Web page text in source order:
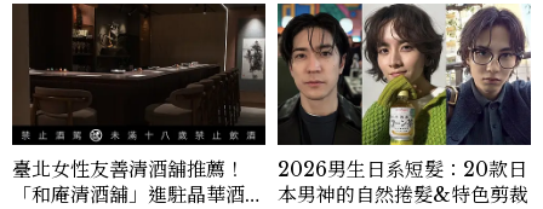
臺北女性友善清酒舖推薦！
「和庵清酒舖」進駐晶華酒
2026男生日系短髮：20款日
本男神的自然捲髮&特色剪裁